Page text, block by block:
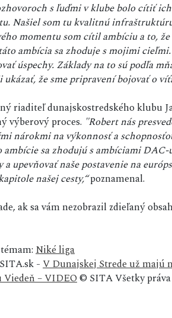
s ľuďmi v klube bolo cítiť
Našiel som tu kvalitnú
momentu som cítil ambíciu a to,
ambícia sa zhoduje s mojimi
úspechy. Základy na to sú podľa
ukázať, že sme pripravení bojovať o
riaditeľ dunajskostredského klubu
výberový proces. "Robert nás
nárokmi na výkonnosť a
ambície sa zhodujú s ambíciami
a upevňovať naše postavenie na
našej cesty,“poznamenal.
ak sa vám nezobrazil zdieľaný
Niké liga
-V Dunajskej Strede už majú
Viedeň – VIDEO© SITA Všetky